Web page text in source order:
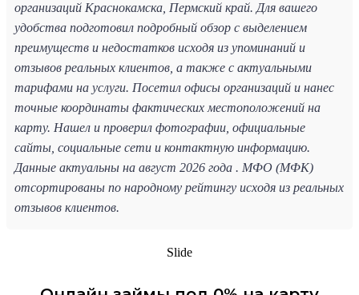
организаций Краснокамска, Пермский край. Для вашего
удобства подготовил подробный обзор с выделением
преимуществ и недостатков исходя из упоминаний и
отзывов реальных клиентов, а также с актуальными
тарифами на услуги. Посетил офисы организаций и нанес
точные координаты фактических местоположений на
карту. Нашел и проверил фотографии, официальные
сайты, социальные сети и контактную информацию.
Данные актуальны на август 2026 года . МФО (МФК)
отсортированы по народному рейтингу исходя из реальных
отзывов клиентов.
Slide